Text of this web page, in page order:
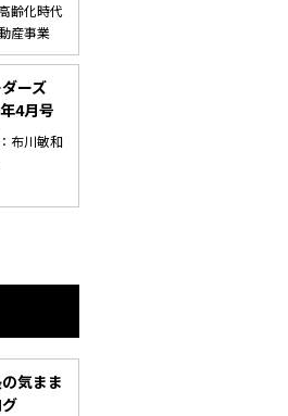
齢化時代
産事業
ーズ
4月号
布川敏和
気まま